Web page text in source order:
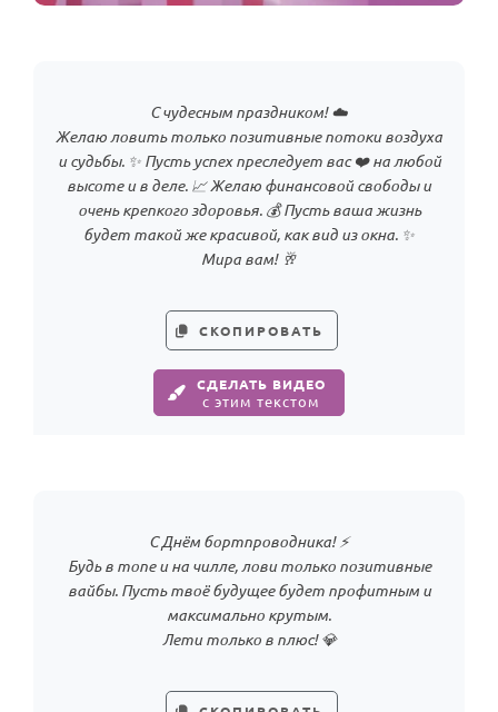
С чудесным праздником! ☁️
Желаю ловить только позитивные потоки воздуха
и судьбы. ✨ Пусть успех преследует вас ❤️ на любой
высоте и в деле. 📈 Желаю финансовой свободы и
очень крепкого здоровья. 💰 Пусть ваша жизнь
будет такой же красивой, как вид из окна. ✨
Мира вам! 🥂
СКОПИРОВАТЬ
СДЕЛАТЬ ВИДЕО
с этим текстом
С Днём бортпроводника! ⚡️
Будь в топе и на чилле, лови только позитивные
вайбы. Пусть твоё будущее будет профитным и
максимально крутым.
Лети только в плюс! 💎